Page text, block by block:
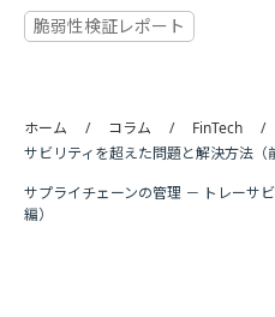
脆弱性検証レポート
ホーム コラム FinTech
サビリティを超えた問題と解決方法（
サプライチェーンの管理 － トレーサ
編）